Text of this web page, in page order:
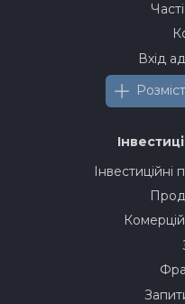
Вхід
Інвестиційні